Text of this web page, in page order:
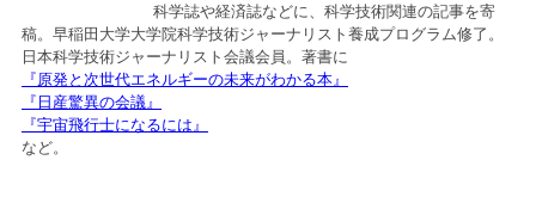
科学誌や経済誌などに、科学技術関連の記事を寄
稿。早稲田大学大学院科学技術ジャーナリスト養成プログラム修了。
日本科学技術ジャーナリスト会議会員。著書に
『原発と次世代エネルギーの未来がわかる本』
『日産驚異の会議』
『宇宙飛行士になるには』
など。